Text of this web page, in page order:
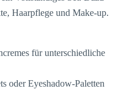
Haarpflege und Make-up.
für unterschiedliche
oder Eyeshadow-Paletten